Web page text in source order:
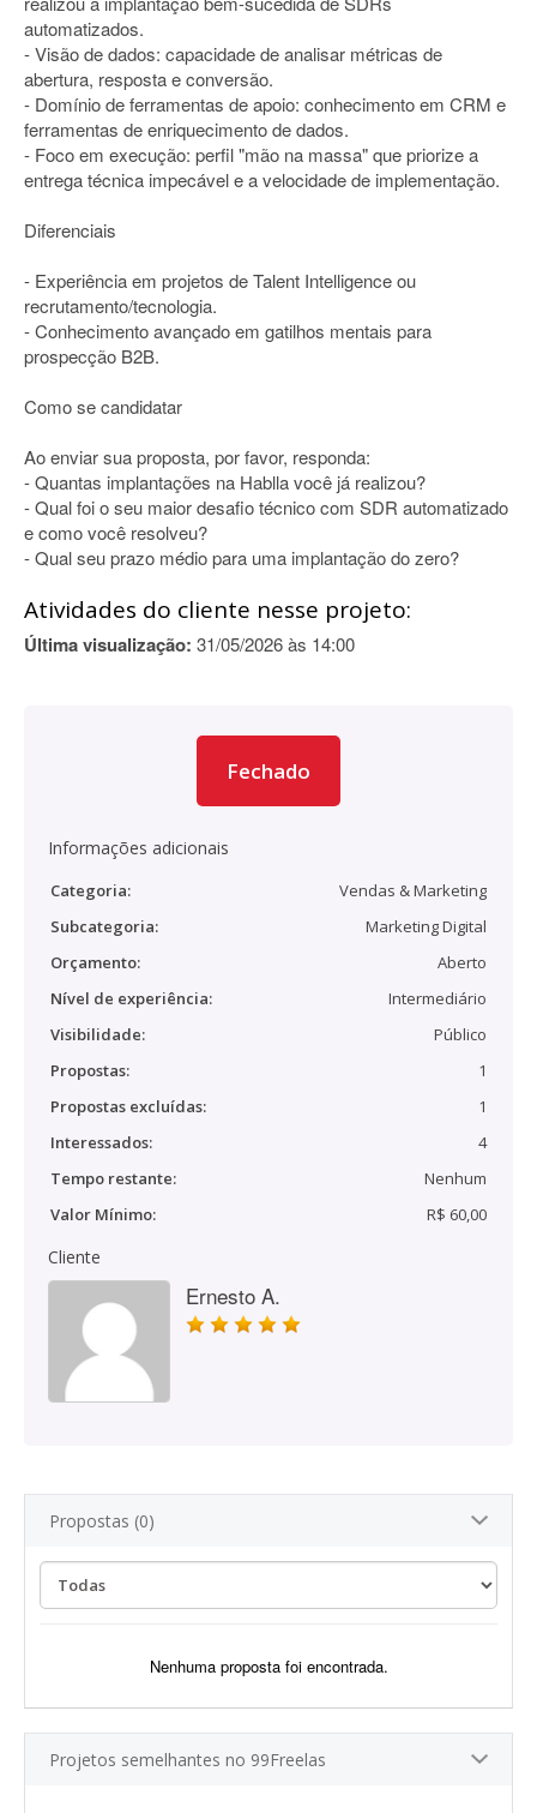
automatizados.
- Visão de dados: capacidade de analisar métricas de
abertura, resposta e conversão.
- Domínio de ferramentas de apoio: conhecimento em CRM e
ferramentas de enriquecimento de dados.
- Foco em execução: perfil "mão na massa" que priorize a
entrega técnica impecável e a velocidade de implementação.
Diferenciais
- Experiência em projetos de Talent Intelligence ou
recrutamento/tecnologia.
- Conhecimento avançado em gatilhos mentais para
prospecção B2B.
Como se candidatar
Ao enviar sua proposta, por favor, responda:
- Quantas implantações na Hablla você já realizou?
- Qual foi o seu maior desafio técnico com SDR automatizado
e como você resolveu?
- Qual seu prazo médio para uma implantação do zero?
Atividades do cliente nesse projeto:
Última visualização: 31/05/2026 às 14:00
Fechado
Informações adicionais
Categoria:
Vendas & Marketing
Subcategoria:
Marketing Digital
Orçamento:
Aberto
Nível de experiência:
Intermediário
Visibilidade:
Público
Propostas:
1
Propostas excluídas:
1
Interessados:
4
Tempo restante:
Nenhum
Valor Mínimo:
R$ 60,00
Cliente
Ernesto A.
Propostas (0)
Nenhuma proposta foi encontrada.
Projetos semelhantes no 99Freelas